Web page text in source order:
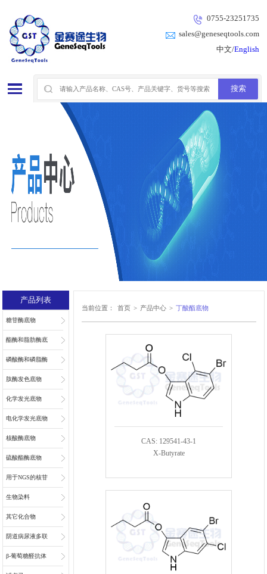
0755-23251735
sales@geneseqtools.com
中文/English
产品列表
糖苷酶底物
酯酶和脂肪酶底
物
磷酸酶和磷脂酶
底物
肽酶发色底物
化学发光底物
电化学发光底物
核酸酶底物
硫酸酯酶底物
用于NGS的核苷
和核苷酸
生物染料
其它化合物
阴道病尿液多联
检底物
β-葡萄糖醛抗体
当前位置： 首页 > 产品中心 > 丁酸酯底物
CAS: 129541-43-1
X-Butyrate